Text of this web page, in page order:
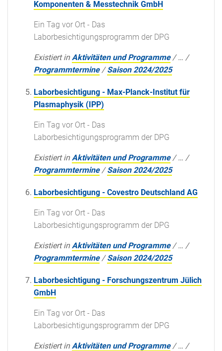
Komponenten & Messtechnik GmbH
Ein Tag vor Ort - Das
Laborbesichtigungsprogramm der DPG
Existiert in Aktivitäten und Programme /… /
Programmtermine /Saison 2024/2025
Laborbesichtigung - Max-Planck-Institut für
Plasmaphysik (IPP)
Ein Tag vor Ort - Das
Laborbesichtigungsprogramm der DPG
Existiert in Aktivitäten und Programme /… /
Programmtermine /Saison 2024/2025
Laborbesichtigung - Covestro Deutschland AG
Ein Tag vor Ort - Das
Laborbesichtigungsprogramm der DPG
Existiert in Aktivitäten und Programme /… /
Programmtermine /Saison 2024/2025
Laborbesichtigung - Forschungszentrum Jülich
GmbH
Ein Tag vor Ort - Das
Laborbesichtigungsprogramm der DPG
Existiert in Aktivitäten und Programme /… /